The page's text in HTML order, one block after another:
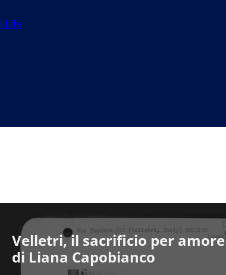
Life
Velletri, il sacrificio per amore
di Liana Capobianco